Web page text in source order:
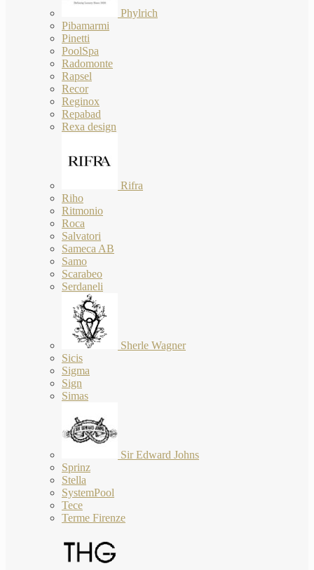
Phylrich
Pibamarmi
Pinetti
PoolSpa
Radomonte
Rapsel
Recor
Reginox
Repabad
Rexa design
Rifra
Riho
Ritmonio
Roca
Salvatori
Sameca AB
Samo
Scarabeo
Serdaneli
Sherle Wagner
Sicis
Sigma
Sign
Simas
Sir Edward Johns
Sprinz
Stella
SystemPool
Tece
Terme Firenze